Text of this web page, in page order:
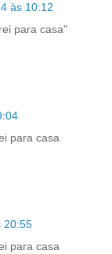
às 10:12
para casa"
para casa
20:55
para casa